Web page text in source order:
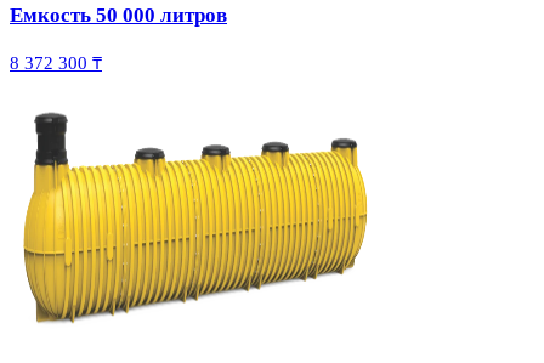
Емкость 50 000 литров
8 372 300 ₸